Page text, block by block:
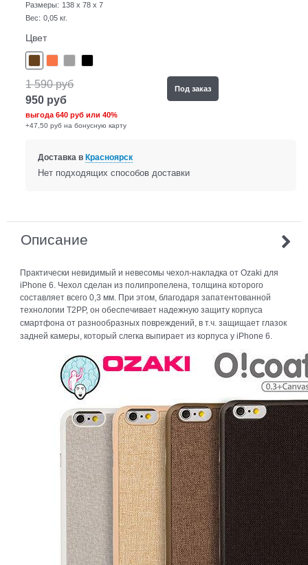
Размеры: 138 x 78 x 7
Вес: 0,05 кг.
Цвет
1 590 руб
950 руб
выгода640 руб или40%
+47,50 руб на бонусную карту
Под заказ
Доставка в Красноярск
Нет подходящих способов доставки
Описание
Практически невидимый и невесомы чехол-накладка от Ozaki для
iPhone 6. Чехол сделан из полипропелена, толщина которого
составляет всего 0,3 мм. При этом, благодаря запатентованной
технологии T2PP, он обеспечивает надежную защиту корпуса
смартфона от разнообразных повреждений, в т.ч. защищает глазок
задней камеры, который слегка выпирает из корпуса у iPhone 6.